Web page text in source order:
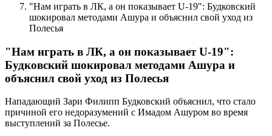
"Нам играть в ЛК, а он показывает U-19": Будковский
шокировал методами Ашура и объяснил свой уход из
Полесья
"Нам играть в ЛК, а он показывает U-19":
Будковский шокировал методами Ашура и
объяснил свой уход из Полесья
Нападающий Зари Филипп Будковский объяснил, что стало
причиной его недоразумений с Имадом Ашуром во время
выступлений за Полесье.